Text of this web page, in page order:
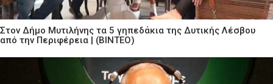
Στον Δήμο Μυτιλήνης τα 5 γηπεδάκια της Δυτικής Λέσβου
από την Περιφέρεια | (ΒΙΝΤΕΟ)